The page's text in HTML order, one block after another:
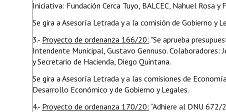
Iniciativa: Fundación Cerca Tuyo, BALCEC, Nahuel Rosa y
Se gira a Asesoría Letrada y a la comisión de Gobierno y
3.- Proyecto de ordenanza 166/20: "Se aprueba
Intendente Municipal, Gustavo Gennuso. Colaboradores:
y Secretario de Hacienda, Diego Quintana.
Se gira a Asesoría Letrada y a las comisiones de
Desarrollo Económico y de Gobierno y Legales.
4.- Proyecto de ordenanza 170/20: “Adhiere al DNU